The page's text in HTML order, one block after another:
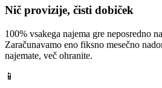
Nič provizije, čisti dobiček
100% vsakega najema gre neposredno
Zaračunavamo eno fiksno mesečno
najemate, več ohranite.
📱